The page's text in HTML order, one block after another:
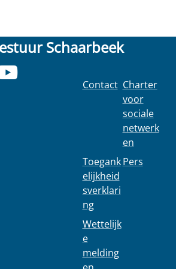
Schaarbeek
Contact
Toegank
elijkheid
sverklari
ng
Wettelijk
e
melding
Charter
voor
sociale
netwerk
en
Pers